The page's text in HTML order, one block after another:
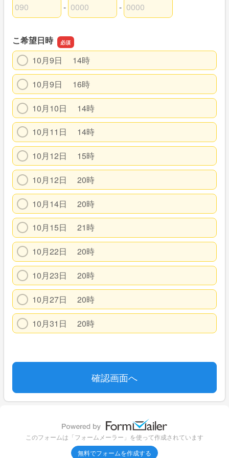
連絡先の市外局番
-
連絡先の市内局番 -
連絡先の加入者番号
こ希望日時
10月9日 14時
10月9日 16時
10月10日 14時
10月11日 14時
10月12日 15時
10月12日 20時
10月14日 20時
10月15日 21時
10月22日 20時
10月23日 20時
10月27日 20時
10月31日 20時
このフォームは「フォームメーラー」を使って作成されています
無料でフォームを作成する